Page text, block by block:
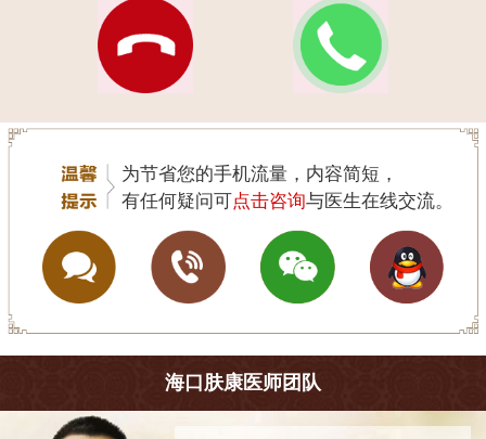
为节省您的手机流量，内容简短，
有任何疑问可点击咨询与医生在线交流。
海口肤康医师团队